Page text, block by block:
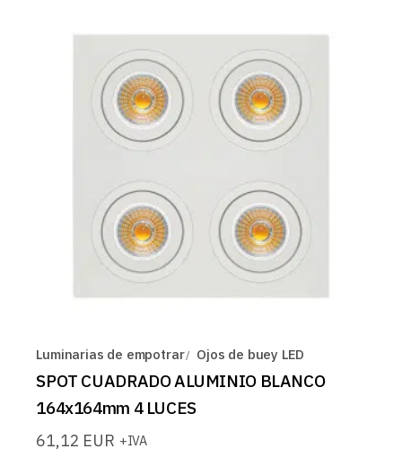
Luminarias de empotrar Ojos de buey LED
SPOT CUADRADO ALUMINIO BLANCO
164x164mm 4 LUCES
61,12 EUR +IVA